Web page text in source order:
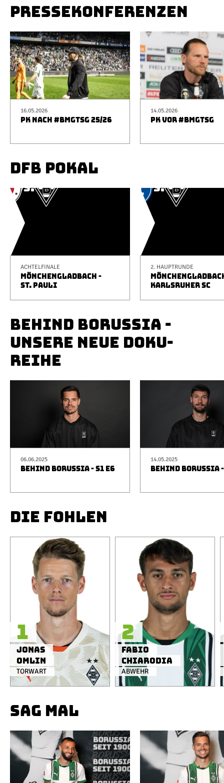
PRESSEKONFERENZEN
16.05.2026
PK NACH #BMGTSG 25/26
14.05.2026
PK VOR #BMGTSG
DFB POKAL
ACHTELFINALE
MÖNCHENGLADBACH -
ST. PAULI
2. HAUPTRUNDE
KARLSRUHER SC
BEHIND BORUSSIA -
UNSERE NEUE DOKU-
REIHE
06.06.2025
BEHIND BORUSSIA - S1 E6
14.05.2025
BEHIND BORUSSIA
DIE FOHLEN
TORWART
Jonas
Omlin
1
ABWEHR
Fabio
Chiarodia
2
SAG MAL